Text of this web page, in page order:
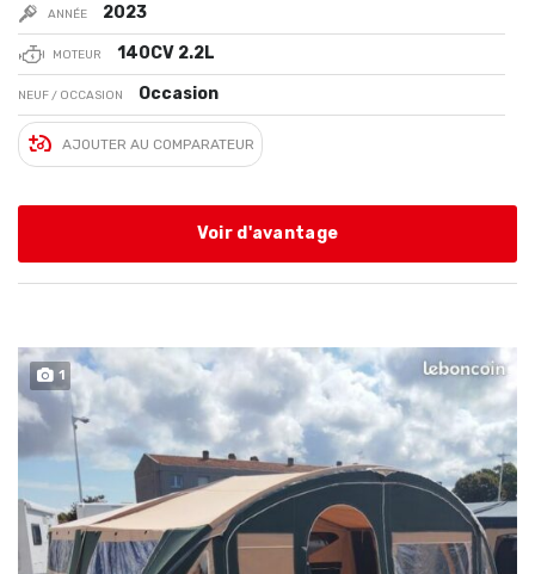
ANNÉE 2023
MOTEUR 140CV 2.2L
NEUF / OCCASION Occasion
AJOUTER AU COMPARATEUR
Voir d'avantage
1